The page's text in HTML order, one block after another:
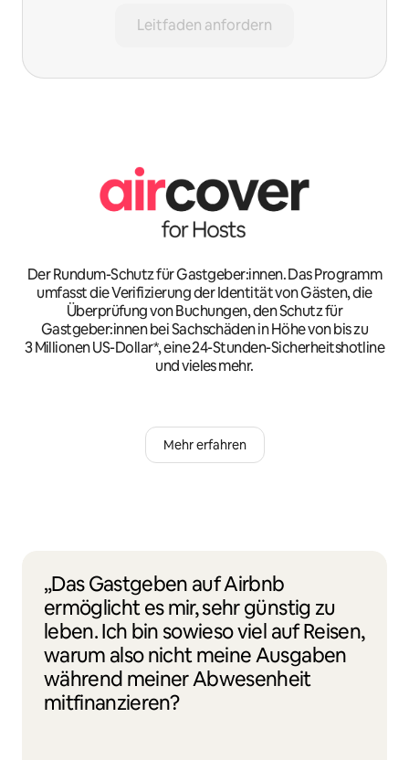
Leitfaden anfordern
Der Rundum-Schutz für Gastgeber:innen. Das Programm
umfasst die Verifizierung der Identität von Gästen, die
Überprüfung von Buchungen, den Schutz für
Gastgeber:innen bei Sachschäden in Höhe von bis zu
3 Millionen US-Dollar*, eine 24-Stunden-Sicherheitshotline
und vieles mehr.
Mehr erfahren
„Das Gastgeben auf Airbnb
ermöglicht es mir, sehr günstig zu
leben. Ich bin sowieso viel auf Reisen,
warum also nicht meine Ausgaben
während meiner Abwesenheit
mitfinanzieren?